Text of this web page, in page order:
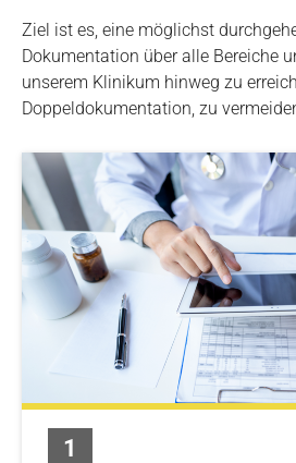
Ziel ist es, eine möglichst
Dokumentation über alle Bereiche
unserem Klinikum hinweg zu
Doppeldokumentation, zu
1